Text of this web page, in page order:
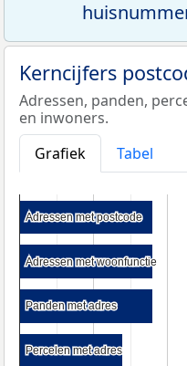
Kerncijfers
Adressen, panden,
en inwoners.
Grafiek
Tabel
Adressen met postcode
Adressen met postcode
Adressen met woonfunctie
Adressen met woonfunctie
Panden met adres
Panden met adres
Percelen met adres
Percelen met adres